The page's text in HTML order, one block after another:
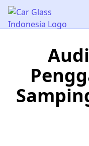
Car Glass Indonesia